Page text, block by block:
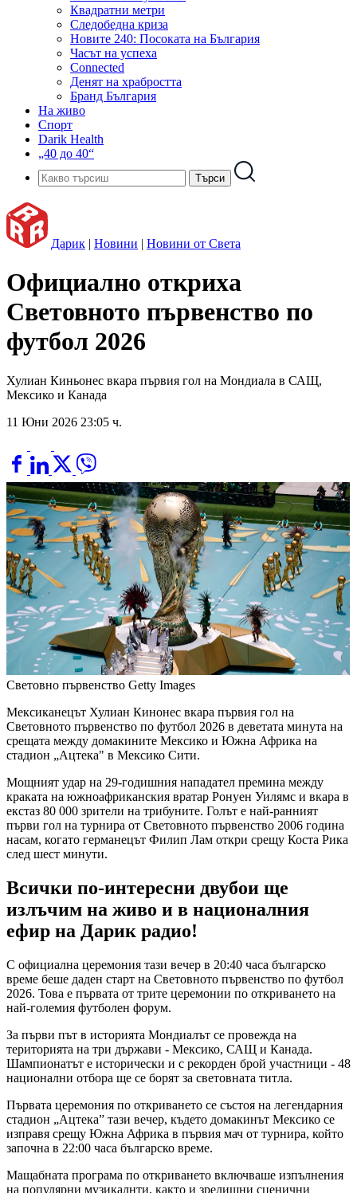
Квадратни метри
Следобедна криза
Новите 240: Посоката на България
Часът на успеха
Connected
Денят на храбростта
Бранд България
На живо
Спорт
Darik Health
„40 до 40“
Дарик | Новини | Новини от Света
Официално откриха
Световното първенство по
футбол 2026
Хулиан Киньонес вкара първия гол на Мондиала в САЩ,
Мексико и Канада
11 Юни 2026 23:05 ч.
Световно първенство Getty Images
Мексиканецът Хулиан Кинонес вкара първия гол на
Световното първенство по футбол 2026 в деветата минута на
срещата между домакините Мексико и Южна Африка на
стадион „Ацтека" в Мексико Сити.
Мощният удар на 29-годишния нападател премина между
краката на южноафриканския вратар Ронуен Уилямс и вкара в
екстаз 80 000 зрители на трибуните. Голът е най-ранният
първи гол на турнира от Световното първенство 2006 година
насам, когато германецът Филип Лам откри срещу Коста Рика
след шест минути.
Всички по-интересни двубои ще
излъчим на живо и в националния
ефир на Дарик радио!
С официална церемония тази вечер в 20:40 часа българско
време беше даден старт на Световното първенство по футбол
2026. Това е първата от трите церемонии по откриването на
най-големия футболен форум.
За първи път в историята Мондиалът се провежда на
територията на три държави - Мексико, САЩ и Канада.
Шампионатът е исторически и с рекорден брой участници - 48
национални отбора ще се борят за световната титла.
Първата церемония по откриването се състоя на легендарния
стадион „Ацтека” тази вечер, където домакинът Мексико се
изправя срещу Южна Африка в първия мач от турнира, който
започна в 22:00 часа българско време.
Мащабната програма по откриването включваше изпълнения
на популярни музикалнти, както и зрелищни сценични